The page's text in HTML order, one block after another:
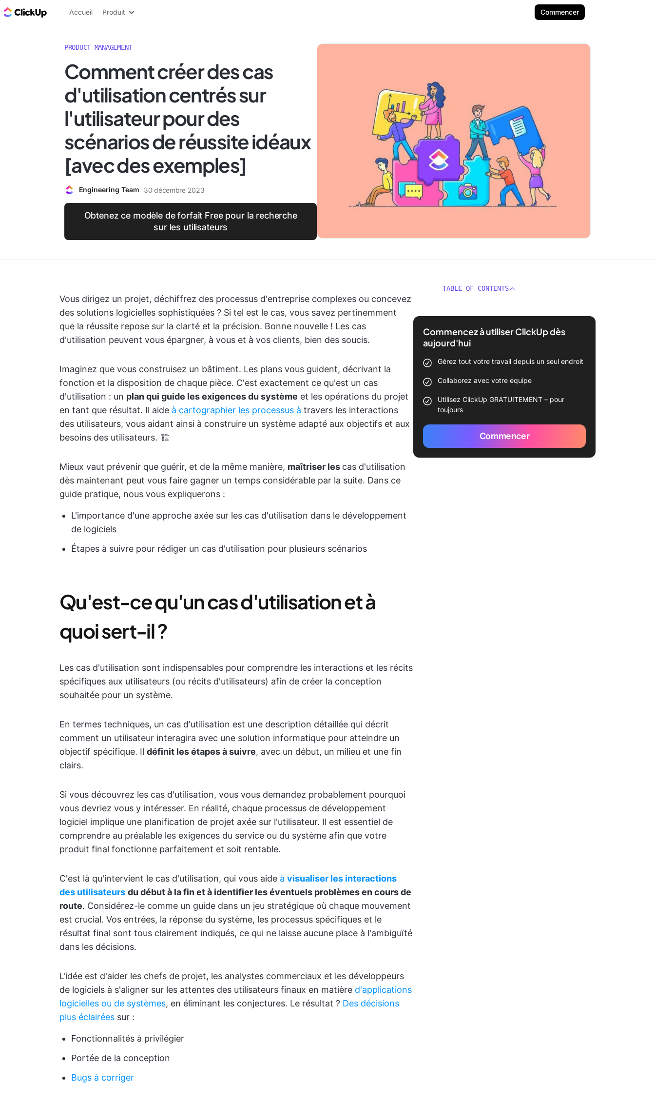
ClickUp Blog
Accueil Produit Commencer
PRODUCT MANAGEMENT
Comment créer des cas
d'utilisation centrés sur
l'utilisateur pour des
scénarios de réussite idéaux
[avec des exemples]
Engineering Team 30 décembre 2023
Obtenez ce modèle de forfait Free pour la recherche
sur les utilisateurs
Vous dirigez un projet, déchiffrez des processus d'entreprise complexes ou concevez
des solutions logicielles sophistiquées ? Si tel est le cas, vous savez pertinemment
que la réussite repose sur la clarté et la précision. Bonne nouvelle ! Les cas
d'utilisation peuvent vous épargner, à vous et à vos clients, bien des soucis.
Imaginez que vous construisez un bâtiment. Les plans vous guident, décrivant la
fonction et la disposition de chaque pièce. C'est exactement ce qu'est un cas
d'utilisation : un plan qui guide les exigences du système et les opérations du projet
en tant que résultat. Il aide à cartographier les processus à travers les interactions
des utilisateurs, vous aidant ainsi à construire un système adapté aux objectifs et aux
besoins des utilisateurs. 🏗️
Mieux vaut prévenir que guérir, et de la même manière, maîtriser les cas d'utilisation
dès maintenant peut vous faire gagner un temps considérable par la suite. Dans ce
guide pratique, nous vous expliquerons :
L'importance d'une approche axée sur les cas d'utilisation dans le développement
de logiciels
Étapes à suivre pour rédiger un cas d'utilisation pour plusieurs scénarios
Qu'est-ce qu'un cas d'utilisation et à
quoi sert-il ?
Les cas d'utilisation sont indispensables pour comprendre les interactions et les récits
spécifiques aux utilisateurs (ou récits d'utilisateurs) afin de créer la conception
souhaitée pour un système.
En termes techniques, un cas d'utilisation est une description détaillée qui décrit
comment un utilisateur interagira avec une solution informatique pour atteindre un
objectif spécifique. Il définit les étapes à suivre, avec un début, un milieu et une fin
clairs.
Si vous découvrez les cas d'utilisation, vous vous demandez probablement pourquoi
vous devriez vous y intéresser. En réalité, chaque processus de développement
logiciel implique une planification de projet axée sur l'utilisateur. Il est essentiel de
comprendre au préalable les exigences du service ou du système afin que votre
produit final fonctionne parfaitement et soit rentable.
C'est là qu'intervient le cas d'utilisation, qui vous aide à visualiser les interactions
des utilisateurs du début à la fin et à identifier les éventuels problèmes en cours de
route. Considérez-le comme un guide dans un jeu stratégique où chaque mouvement
est crucial. Vos entrées, la réponse du système, les processus spécifiques et le
résultat final sont tous clairement indiqués, ce qui ne laisse aucune place à l'ambiguïté
dans les décisions.
L'idée est d'aider les chefs de projet, les analystes commerciaux et les développeurs
de logiciels à s'aligner sur les attentes des utilisateurs finaux en matière d'applications
logicielles ou de systèmes, en éliminant les conjectures. Le résultat ? Des décisions
plus éclairées sur :
Fonctionnalités à privilégier
Portée de la conception
Bugs à corriger
TABLE OF CONTENTS
Commencez à utiliser ClickUp dès
aujourd'hui
Gérez tout votre travail depuis un seul endroit
Collaborez avec votre équipe
Utilisez ClickUp GRATUITEMENT – pour
toujours
Commencer